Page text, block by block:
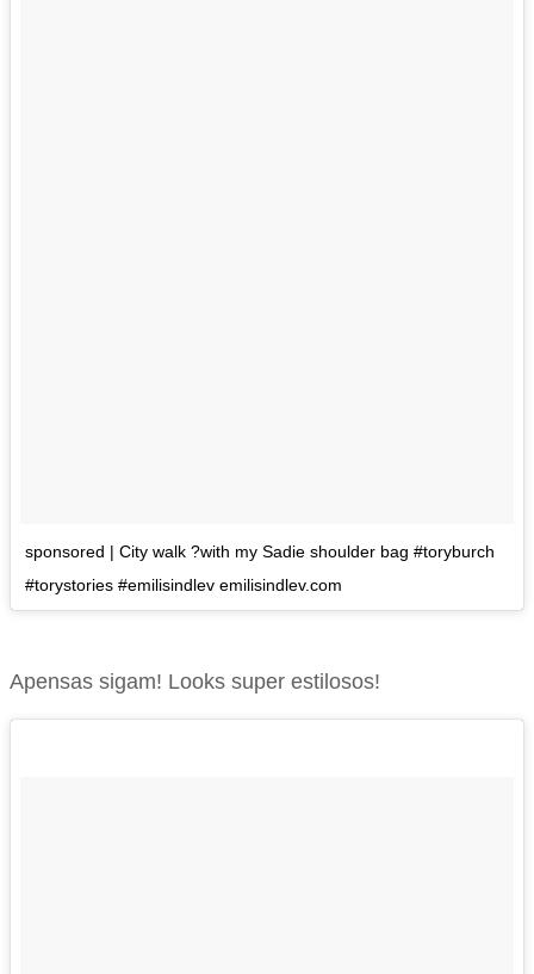
sponsored | City walk ?with my Sadie shoulder bag #toryburch
#torystories #emilisindlev emilisindlev.com
Apensas sigam! Looks super estilosos!